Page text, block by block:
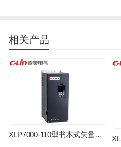
相关产品
XLP7000-110型书本式矢量变频器